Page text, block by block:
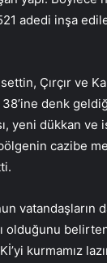
adedi inşa
Çırçır ve
denk
yeni dükkan ve
cazibe
vatandaşların
olduğunu
kurmamız